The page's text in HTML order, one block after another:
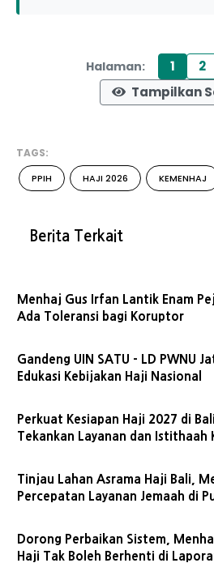
Halaman: 1 2
Tampilkan
TAGS:
PPIH HAJI 2026 KEMENHAJ
Berita Terkait
Menhaj Gus Irfan Lantik Enam
Ada Toleransi bagi Koruptor
Gandeng UIN SATU - LD PWNU
Edukasi Kebijakan Haji Nasional
Perkuat Kesiapan Haji 2027 di
Tekankan Layanan dan Istithaah
Tinjau Lahan Asrama Haji Bali,
Percepatan Layanan Jemaah di
Dorong Perbaikan Sistem,
Haji Tak Boleh Berhenti di